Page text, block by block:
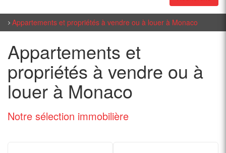
Appartements et propriétés à vendre ou à louer à Monaco
Appartements et
propriétés à vendre ou à
louer à Monaco
Notre sélection immobilière